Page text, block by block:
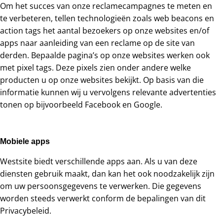
Om het succes van onze reclamecampagnes te meten en
te verbeteren, tellen technologieën zoals web beacons en
action tags het aantal bezoekers op onze websites en/of
apps naar aanleiding van een reclame op de site van
derden. Bepaalde pagina’s op onze websites werken ook
met pixel tags. Deze pixels zien onder andere welke
producten u op onze websites bekijkt. Op basis van die
informatie kunnen wij u vervolgens relevante advertenties
tonen op bijvoorbeeld Facebook en Google.
Mobiele apps
Westsite biedt verschillende apps aan. Als u van deze
diensten gebruik maakt, dan kan het ook noodzakelijk zijn
om uw persoonsgegevens te verwerken. Die gegevens
worden steeds verwerkt conform de bepalingen van dit
Privacybeleid.